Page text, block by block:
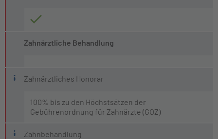
Zahnärztliche Behandlung
Zahnärztliches Honorar
100% bis zu den Höchstsätzen der
Gebührenordnung für Zahnärzte (GOZ)
Zahnbehandlung